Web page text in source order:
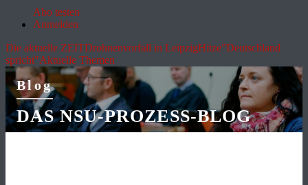
Abo testen
Anmelden
Die aktuelle ZEITDrohnenvorfall in LeipzigHitze"Deutschland
spricht"Aktuelle Themen
Blog
DAS NSU-PROZESS-BLOG